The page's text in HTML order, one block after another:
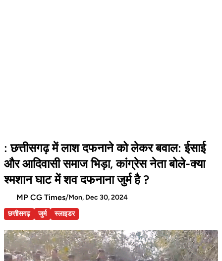
: छत्तीसगढ़ में लाश दफनाने को लेकर बवाल: ईसाई
और आदिवासी समाज भिड़ा, कांग्रेस नेता बोले-क्या
श्मशान घाट में शव दफनाना जुर्म है ?
MP CG Times/Mon, Dec 30, 2024
छत्तीसगढ़
जुर्म स्लाइडर